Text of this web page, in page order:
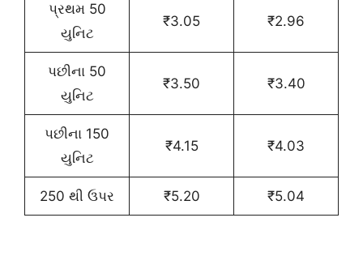
પ્રથમ 50
યુનિટ
₹3.05 ₹2.96
પછીના 50
યુનિટ
₹3.50 ₹3.40
પછીના 150
યુનિટ
₹4.15 ₹4.03
250 થી ઉપર ₹5.20 ₹5.04